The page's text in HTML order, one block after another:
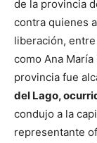
de la provincia
contra quienes
liberación,
como Ana
provincia fue
del Lago,
condujo a la
representante